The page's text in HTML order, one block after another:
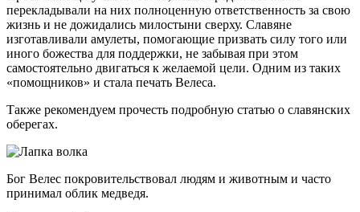
перекладывали на них полноценную ответственность за свою
жизнь и не дожидались милостыни сверху. Славяне
изготавливали амулеты, помогающие призвать силу того или
иного божества для поддержки, не забывая при этом
самостоятельно двигаться к желаемой цели. Одним из таких
«помощников» и стала печать Велеса.
Также рекомендуем прочесть подробную статью о славянских
оберегах.
Бог Велес покровительствовал людям и животным и часто
принимал облик медведя.